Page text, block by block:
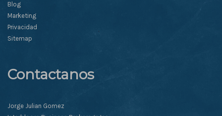
Blog
Marketing
Privacidad
Sitemap
Contactanos
Jorge Julian Gomez